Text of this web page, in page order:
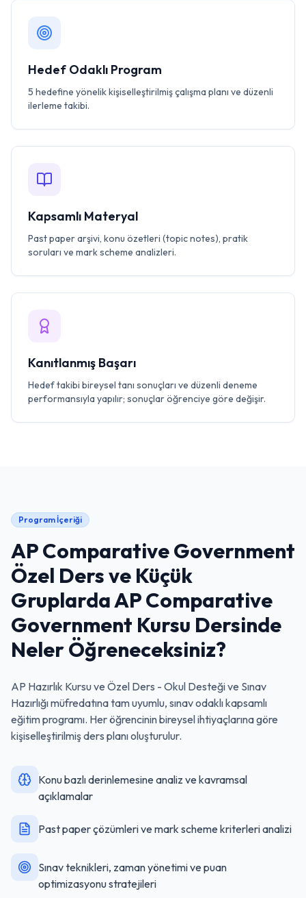
Hedef Odaklı Program
5 hedefine yönelik kişiselleştirilmiş çalışma planı ve düzenli
ilerleme takibi.
Kapsamlı Materyal
Past paper arşivi, konu özetleri (topic notes), pratik
soruları ve mark scheme analizleri.
Kanıtlanmış Başarı
Hedef takibi bireysel tanı sonuçları ve düzenli deneme
performansıyla yapılır; sonuçlar öğrenciye göre değişir.
Program İçeriği
AP Comparative Government
Özel Ders ve Küçük
Gruplarda AP Comparative
Government Kursu Dersinde
Neler Öğreneceksiniz?
AP Hazırlık Kursu ve Özel Ders - Okul Desteği ve Sınav
Hazırlığımüfredatına tam uyumlu, sınav odaklı kapsamlı
eğitim programı. Her öğrencinin bireysel ihtiyaçlarına göre
kişiselleştirilmiş ders planı oluşturulur.
Konu bazlı derinlemesine analiz ve kavramsal
açıklamalar
Past paper çözümleri ve mark scheme kriterleri analizi
Sınav teknikleri, zaman yönetimi ve puan
optimizasyonu stratejileri